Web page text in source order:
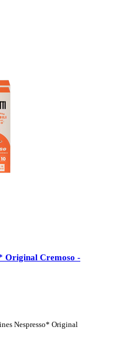
Original Cremoso -
Nespresso* Original